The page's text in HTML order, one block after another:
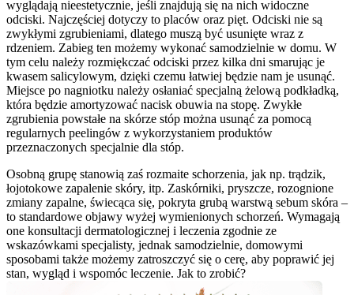
wyglądają nieestetycznie, jeśli znajdują się na nich widoczne
odciski. Najczęściej dotyczy to placów oraz pięt. Odciski nie są
zwykłymi zgrubieniami, dlatego muszą być usunięte wraz z
rdzeniem. Zabieg ten możemy wykonać samodzielnie w domu. W
tym celu należy rozmiękczać odciski przez kilka dni smarując je
kwasem salicylowym, dzięki czemu łatwiej będzie nam je usunąć.
Miejsce po nagniotku należy osłaniać specjalną żelową podkładką,
która będzie amortyzować nacisk obuwia na stopę. Zwykłe
zgrubienia powstałe na skórze stóp można usunąć za pomocą
regularnych peelingów z wykorzystaniem produktów
przeznaczonych specjalnie dla stóp.
Osobną grupę stanowią zaś rozmaite schorzenia, jak np. trądzik,
łojotokowe zapalenie skóry, itp. Zaskórniki, pryszcze, rozognione
zmiany zapalne, świecąca się, pokryta grubą warstwą sebum skóra –
to standardowe objawy wyżej wymienionych schorzeń. Wymagają
one konsultacji dermatologicznej i leczenia zgodnie ze
wskazówkami specjalisty, jednak samodzielnie, domowymi
sposobami także możemy zatroszczyć się o cerę, aby poprawić jej
stan, wygląd i wspomóc leczenie. Jak to zrobić?